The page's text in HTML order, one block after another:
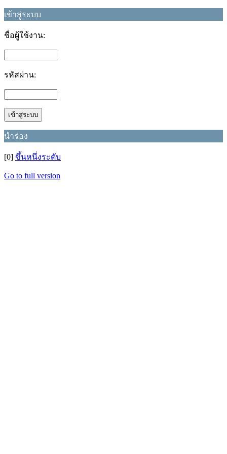
เข้าสู่ระบบ
ชื่อผู้ใช้งาน:
รหัสผ่าน:
นำร่อง
[0] ขึ้นหนึ่งระดับ
Go to full version